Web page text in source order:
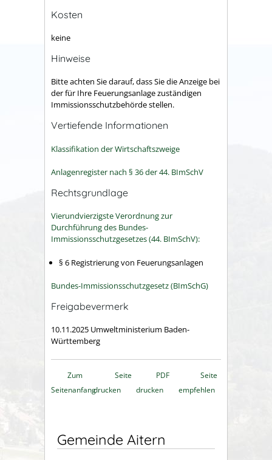
Kosten
keine
Hinweise
Bitte achten Sie darauf, dass Sie die Anzeige bei
der für Ihre Feuerungsanlage zuständigen
Immissionsschutzbehörde stellen.
Vertiefende Informationen
Klassifikation der Wirtschaftszweige
Anlagenregister nach § 36 der 44. BImSchV
Rechtsgrundlage
Vierundvierzigste Verordnung zur
Durchführung des Bundes-
Immissionsschutzgesetzes (44. BImSchV):
§ 6 Registrierung von Feuerungsanlagen
Bundes-Immissionsschutzgesetz (BImSchG)
Freigabevermerk
10.11.2025 Umweltministerium Baden-
Württemberg
Zum
Seitenanfang
Seite
drucken
PDF
drucken
Seite
empfehlen
Gemeinde Aitern